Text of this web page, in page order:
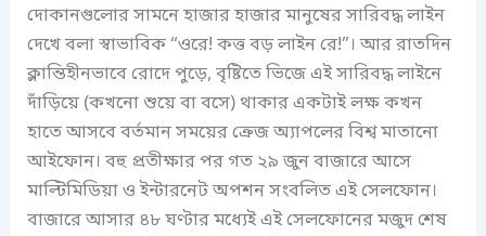
দোকানগুলোর সামনে হাজার হাজার মানুষের সারিবদ্ধ লাইন
দেখে বলা স্বাভাবিক “ওরে! কত্ত বড় লাইন রে!”। আর রাতদিন
ক্লান্তিহীনভাবে রোদে পুড়ে, বৃষ্টিতে ভিজে এই সারিবদ্ধ লাইনে
দাঁড়িয়ে (কখনো শুয়ে বা বসে) থাকার একটাই লক্ষ কখন
হাতে আসবে বর্তমান সময়ের ক্রেজ অ্যাপলের বিশ্ব মাতানো
আইফোন। বহু প্রতীক্ষার পর গত ২৯ জুন বাজারে আসে
মাল্টিমিডিয়া ও ইন্টারনেট অপশন সংবলিত এই সেলফোন।
বাজারে আসার ৪৮ ঘণ্টার মধ্যেই এই সেলফোনের মজুদ শেষ